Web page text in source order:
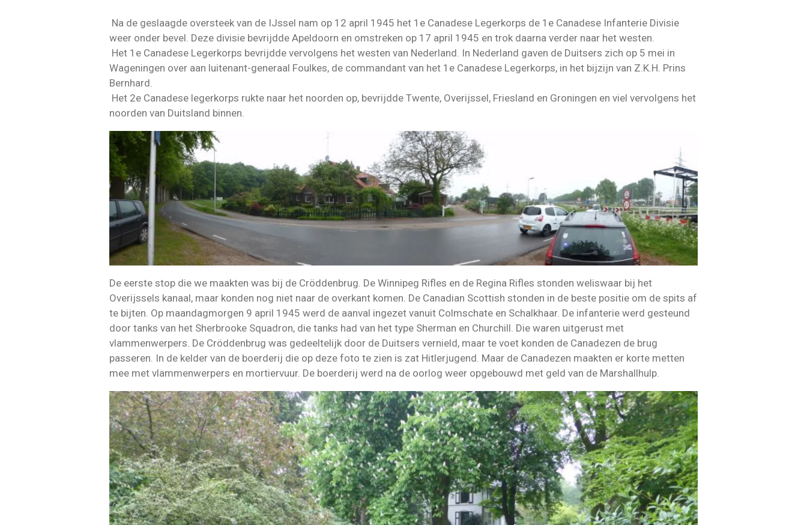
Na de geslaagde oversteek van de IJssel nam op 12 april 1945 het 1e Canadese Legerkorps de 1e Canadese Infanterie Divisie
weer onder bevel. Deze divisie bevrijdde Apeldoorn en omstreken op 17 april 1945 en trok daarna verder naar het westen.
Het 1e Canadese Legerkorps bevrijdde vervolgens het westen van Nederland. In Nederland gaven de Duitsers zich op 5 mei in
Wageningen over aan luitenant-generaal Foulkes, de commandant van het 1e Canadese Legerkorps, in het bijzijn van Z.K.H. Prins
Bernhard.
Het 2e Canadese legerkorps rukte naar het noorden op, bevrijdde Twente, Overijssel, Friesland en Groningen en viel vervolgens het
noorden van Duitsland binnen.
De eerste stop die we maakten was bij de Cröddenbrug. De Winnipeg Rifles en de Regina Rifles stonden weliswaar bij het
Overijssels kanaal, maar konden nog niet naar de overkant komen. De Canadian Scottish stonden in de beste positie om de spits af
te bijten. Op maandagmorgen 9 april 1945 werd de aanval ingezet vanuit Colmschate en Schalkhaar. De infanterie werd gesteund
door tanks van het Sherbrooke Squadron, die tanks had van het type Sherman en Churchill. Die waren uitgerust met
vlammenwerpers. De Cröddenbrug was gedeeltelijk door de Duitsers vernield, maar te voet konden de Canadezen de brug
passeren. In de kelder van de boerderij die op deze foto te zien is zat Hitlerjugend. Maar de Canadezen maakten er korte metten
mee met vlammenwerpers en mortiervuur. De boerderij werd na de oorlog weer opgebouwd met geld van de Marshallhulp.